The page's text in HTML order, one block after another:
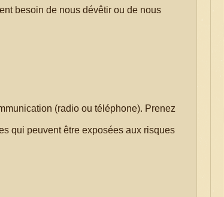
besoin de nous dévêtir ou de nous
(radio ou téléphone). Prenez
qui peuvent être exposées aux risques